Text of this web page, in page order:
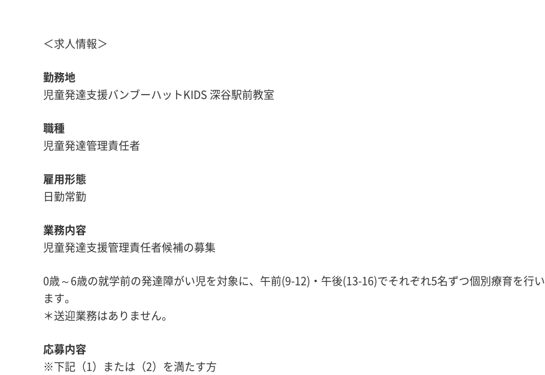
＜求人情報＞
勤務地
児童発達支援バンブーハットKIDS 深谷駅前教室
職種
児童発達管理責任者
雇用形態
日勤常勤
業務内容
児童発達支援管理責任者候補の募集
0歳～6歳の就学前の発達障がい児を対象に、午前(9-12)・午後(13-16)でそれぞれ5名ずつ個別療育を行い
ます。
＊送迎業務はありません。
応募内容
※下記（1）または（2）を満たす方